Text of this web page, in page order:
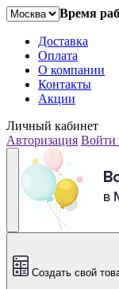
Время
Доставка
Оплата
О компании
Контакты
Акции
Личный кабинет
Авторизация Войти
Создать свой